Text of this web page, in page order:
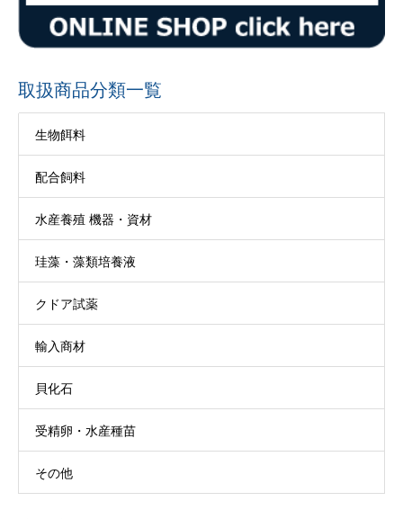
取扱商品分類一覧
生物餌料
配合飼料
水産養殖 機器・資材
珪藻・藻類培養液
クドア試薬
輸入商材
貝化石
受精卵・水産種苗
その他